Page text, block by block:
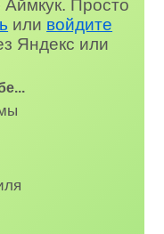
Аймкук. Просто
или войдите
Яндекс или